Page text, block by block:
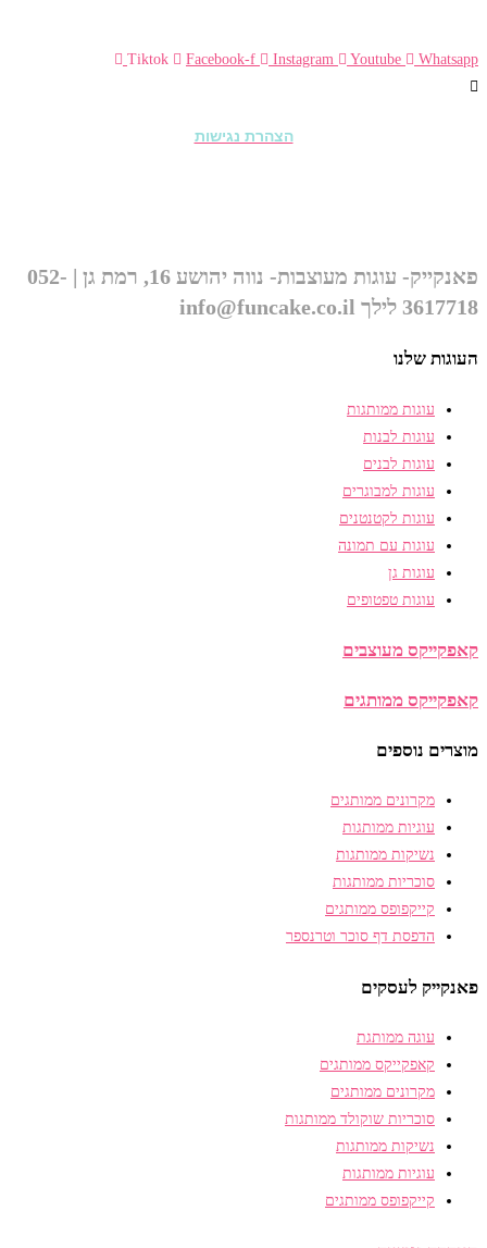
Tiktok Facebook-f Instagram Youtube Whatsapp
הצהרת נגישות
פאנקייק- עוגות מעוצבות- נווה יהושע 16, רמת גן | 052-
3617718 לילך info@funcake.co.il
העוגות שלנו
עוגות ממותגות
עוגות לבנות
עוגות לבנים
עוגות למבוגרים
עוגות לקטנטנים
עוגות עם תמונה
עוגות גן
עוגות טפטופים
קאפקייקס מעוצבים
קאפקייקס ממותגים
מוצרים נוספים
מקרונים ממותגים
עוגיות ממותגות
נשיקות ממותגות
סוכריות ממותגות
קייקפופס ממותגים
הדפסת דף סוכר וטרנספר
פאנקייק לעסקים
עוגה ממותגת
קאפקייקס ממותגים
מקרונים ממותגים
סוכריות שוקולד ממותגות
נשיקות ממותגות
עוגיות ממותגות
קייקפופס ממותגים